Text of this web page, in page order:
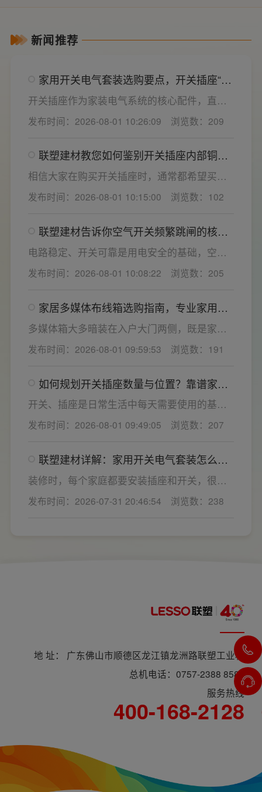
新闻推荐
家用开关电气套装选购要点，开关插座“七
看”甄选技巧
开关插座作为家装电气系统的核心配件，直接
决定居家用电的安全性与实用性，选材好坏影
响着长期居住体验。想要一站式搞定全屋电气
关键。联塑建材总结专业选购“七看”技巧，帮大
家精准避坑，挑选安全耐用的开关插座产品。
发布时间：2026-08-01 10:26:09 浏览数：209
联塑建材教您如何鉴别开关插座内部铜片
质量
相信大家在购买开关插座时，通常都希望买到
一款寿命长，质量好的产品，那么对于开关插
座而言，其里面的铜片好坏就直接决定了它的
越长越好(因为铜片长度决定了插座距离的大
小，插孔间距越宽二三插同时插入越方便)。
发布时间：2026-08-01 10:15:00 浏览数：102
联塑建材告诉你空气开关频繁跳闸的核心
原因与技术对策
电路稳定、开关可靠是用电安全的基础，空开
频繁跳闸大多源于电压波动、配件适配性不足
或防护结构设计缺陷。联塑建材依托成熟的电
电气套装产品，结构设计科学、稳压防护性能
优异，可有效应对电压瞬变、电网波动等场
景，减少无故跳闸、误跳闸等故障问题。
发布时间：2026-08-01 10:08:22 浏览数：205
家居多媒体布线箱选购指南，专业家用开
关电气套装厂家为您详解
多媒体箱大多暗装在入户大门两侧，既是家居
弱电线路的集中收纳载体，也会影响墙面整体
装修美观度，外观颜值、内部空间、模块化功
一站式配齐全屋电气产品，选择综合实力过硬
的家用开关电气套装厂家，可以同时搞定开关
插座、配电箱、多媒体布线箱等全套产品，采
购与售后更省心。
发布时间：2026-08-01 09:59:53 浏览数：191
如何规划开关插座数量与位置？靠谱家用
开关电气套装品牌怎么选？
开关、插座是日常生活中每天需要使用的基础
电气配件。随着家用电器的普及，需要的电源
插座和开关也会越来越多。装修前期除了规划
关键。如果装修时开关、插座的数量设置不
够，或者开关、插座的位置设置不合理，会给
今后的日常生活带来诸多不便，甚至留下安全
隐患。 所以装修前一定要精心规划开关、插座
发布时间：2026-08-01 09:49:05 浏览数：207
联塑建材详解：家用开关电气套装怎么
选，开关插座怎么安装更安全
装修时，每个家庭都要安装插座和开关，很多
业主在挑选家用开关电气套装之后，并不清楚
插座、开关合理的离地高度以及规范的安装方
发布时间：2026-07-31 20:46:54 浏览数：238
地 址： 广东佛山市顺德区龙江镇龙洲路联塑工业村
总机电话：0757-2388 8588
服务热线
400-168-2128